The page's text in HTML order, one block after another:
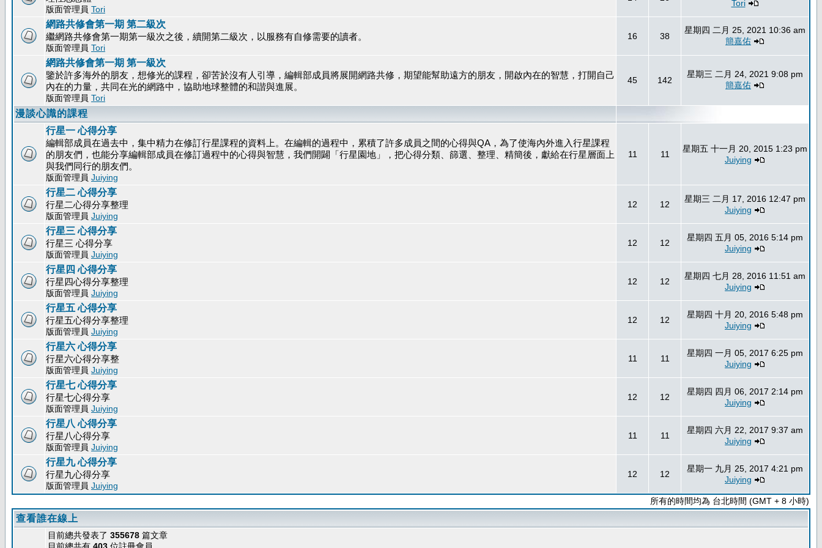
版面管理員 Tori
Tori
網路共修會第一期 第二級次
繼網路共修會第一期第一級次之後，續開第二級次，以服務有自修需要的讀者。
版面管理員 Tori
16 38
星期四 二月 25, 2021 10:36 am
簡嘉佑
網路共修會第一期 第一級次
鑒於許多海外的朋友，想修光的課程，卻苦於沒有人引導，編輯部成員將展開網路共修，期望能幫助遠方的朋友，開啟內在的智慧，打開自己
內在的力量，共同在光的網路中，協助地球整體的和諧與進展。
版面管理員 Tori
45 142
星期三 二月 24, 2021 9:08 pm
簡嘉佑
漫談心識的課程
行星一 心得分享
編輯部成員在過去中，集中精力在修訂行星課程的資料上。在編輯的過程中，累積了許多成員之間的心得與QA，為了使海內外進入行星課程
的朋友們，也能分享編輯部成員在修訂過程中的心得與智慧，我們開闢「行星園地」，把心得分類、篩選、整理、精簡後，獻給在行星層面上
與我們同行的朋友們。
版面管理員 Juiying
11 11
星期五 十一月 20, 2015 1:23 pm
Juiying
行星二 心得分享
行星二心得分享整理
版面管理員 Juiying
12 12
星期三 二月 17, 2016 12:47 pm
Juiying
行星三 心得分享
行星三 心得分享
版面管理員 Juiying
12 12
星期四 五月 05, 2016 5:14 pm
Juiying
行星四 心得分享
行星四心得分享整理
版面管理員 Juiying
12 12
星期四 七月 28, 2016 11:51 am
Juiying
行星五 心得分享
行星五心得分享整理
版面管理員 Juiying
12 12
星期四 十月 20, 2016 5:48 pm
Juiying
行星六 心得分享
行星六心得分享整
版面管理員 Juiying
11 11
星期四 一月 05, 2017 6:25 pm
Juiying
行星七 心得分享
行星七心得分享
版面管理員 Juiying
12 12
星期四 四月 06, 2017 2:14 pm
Juiying
行星八 心得分享
行星八心得分享
版面管理員 Juiying
11 11
星期四 六月 22, 2017 9:37 am
Juiying
行星九 心得分享
行星九心得分享
版面管理員 Juiying
12 12
星期一 九月 25, 2017 4:21 pm
Juiying
所有的時間均為 台北時間 (GMT + 8 小時)
查看誰在線上
目前總共發表了 355678 篇文章